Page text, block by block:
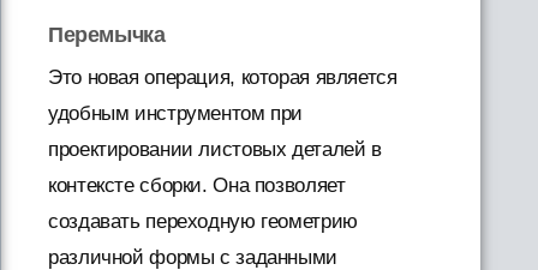
Перемычка
Это новая операция, которая является
удобным инструментом при
проектировании листовых деталей в
контексте сборки. Она позволяет
создавать переходную геометрию
различной формы с заданными